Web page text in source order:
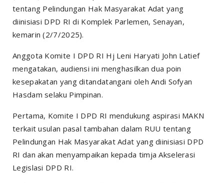
tentang Pelindungan Hak Masyarakat Adat yang
diinisiasi DPD RI di Komplek Parlemen, Senayan,
kemarin (2/7/2025).
Anggota Komite I DPD RI Hj Leni Haryati John Latief
mengatakan, audiensi ini menghasilkan dua poin
kesepakatan yang ditandatangani oleh Andi Sofyan
Hasdam selaku Pimpinan.
Pertama, Komite I DPD RI mendukung aspirasi MAKN
terkait usulan pasal tambahan dalam RUU tentang
Pelindungan Hak Masyarakat Adat yang diinisiasi DPD
RI dan akan menyampaikan kepada timja Akselerasi
Legislasi DPD RI.